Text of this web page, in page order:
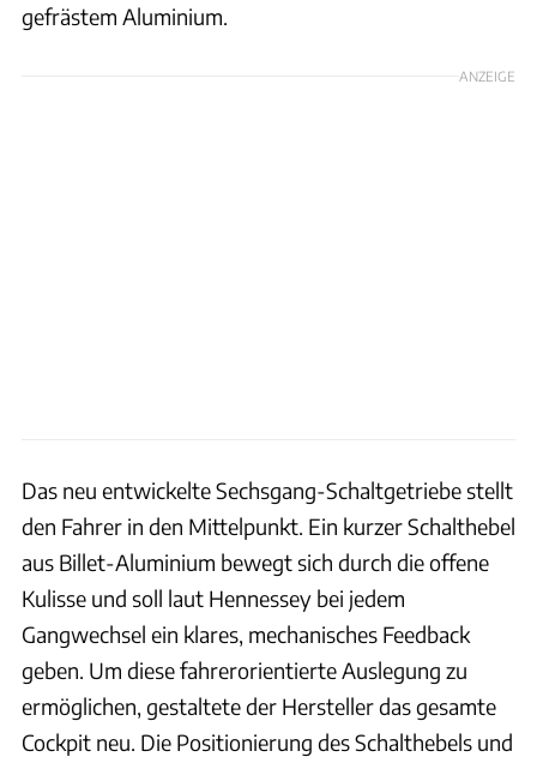
gefrästem Aluminium.
ANZEIGE
Das neu entwickelte Sechsgang-Schaltgetriebe stellt
den Fahrer in den Mittelpunkt. Ein kurzer Schalthebel
aus Billet-Aluminium bewegt sich durch die offene
Kulisse und soll laut Hennessey bei jedem
Gangwechsel ein klares, mechanisches Feedback
geben. Um diese fahrerorientierte Auslegung zu
ermöglichen, gestaltete der Hersteller das gesamte
Cockpit neu. Die Positionierung des Schalthebels und